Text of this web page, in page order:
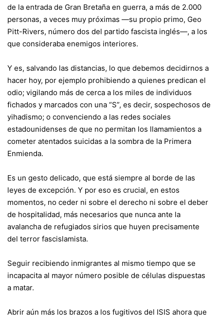
de la entrada de Gran Bretaña en guerra, a más de 2.000
personas, a veces muy próximas —su propio primo, Geo
Pitt-Rivers, número dos del partido fascista inglés—, a los
que consideraba enemigos interiores.
Y es, salvando las distancias, lo que debemos decidirnos a
hacer hoy, por ejemplo prohibiendo a quienes predican el
odio; vigilando más de cerca a los miles de individuos
fichados y marcados con una “S”, es decir, sospechosos de
yihadismo; o convenciendo a las redes sociales
estadounidenses de que no permitan los llamamientos a
cometer atentados suicidas a la sombra de la Primera
Enmienda.
Es un gesto delicado, que está siempre al borde de las
leyes de excepción. Y por eso es crucial, en estos
momentos, no ceder ni sobre el derecho ni sobre el deber
de hospitalidad, más necesarios que nunca ante la
avalancha de refugiados sirios que huyen precisamente
del terror fascislamista.
Seguir recibiendo inmigrantes al mismo tiempo que se
incapacita al mayor número posible de células dispuestas
a matar.
Abrir aún más los brazos a los fugitivos del ISIS ahora que